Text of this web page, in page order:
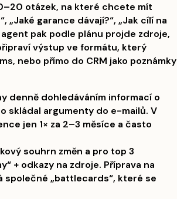
otázek, na které chcete mít
„Jaké garance dávají?“, „Jak cílí na
pak podle plánu projde zdroje,
výstup ve formátu, který
nebo přímo do CRM jako poznámky
denně dohledáváním informací o
skládal argumenty do e-mailů. V
jen 1× za 2–3 měsíce a často
souhrn změn a pro top 3
+ odkazy na zdroje. Příprava na
společné „battlecards“, které se